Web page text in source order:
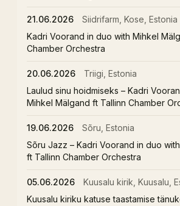
21.06.2026
Siidrifarm, Kose, Estonia
Kadri Voorand in duo with Mihkel
Chamber Orchestra
20.06.2026
Triigi, Estonia
Laulud sinu hoidmiseks – Kadri
Mihkel Mälgand ft Tallinn Chamber
19.06.2026
Sõru, Estonia
Sõru Jazz – Kadri Voorand in duo
ft Tallinn Chamber Orchestra
05.06.2026
Kuusalu kirik, Kuusalu,
Kuusalu kiriku katuse taastamise